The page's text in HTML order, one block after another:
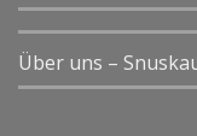
Über uns –